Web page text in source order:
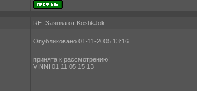
RE: Заявка от KostikJok
Опубликовано 01-11-2005 13:16
принята к рассмотрению!
VINNI 01.11.05 15:13